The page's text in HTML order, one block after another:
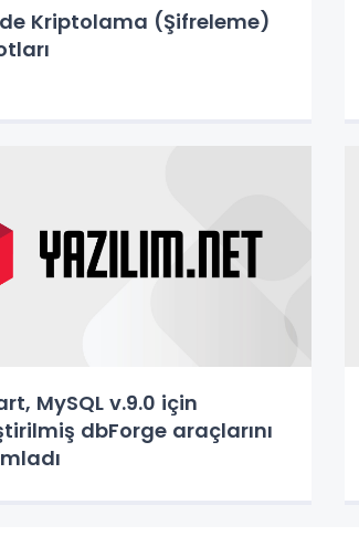
Kriptolama (Şifreleme)
MySQL v.9.0 için
dbForge araçlarını